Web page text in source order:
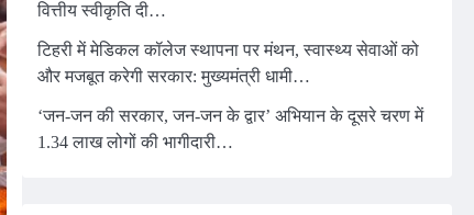
वित्तीय स्वीकृति दी…
टिहरी में मेडिकल कॉलेज स्थापना पर मंथन, स्वास्थ्य सेवाओं को
और मजबूत करेगी सरकार: मुख्यमंत्री धामी…
‘जन-जन की सरकार, जन-जन के द्वार’ अभियान के दूसरे चरण में
1.34 लाख लोगों की भागीदारी…